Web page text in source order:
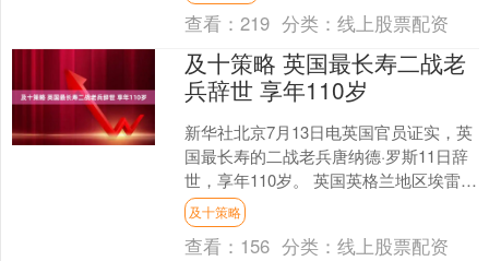
查看：219 分类：线上股票配资
及十策略 英国最长寿二战老
兵辞世 享年110岁
新华社北京7月13日电英国官员证实，英
国最长寿的二战老兵唐纳德·罗斯11日辞
世，享年110岁。 英国英格兰地区埃雷沃
什地方议会11日发布讣告，称赞罗斯是
英雄，“....
及十策略
查看： 156 分类：线上股票配资